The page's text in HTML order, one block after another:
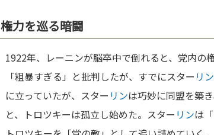
権力を巡る暗闘
1922年、レーニンが脳卒中で倒れると、党内の
「粗暴すぎる」と批判したが、すでにスター リン
に立っていたが、スター リンは巧妙に同盟を築
と、トロツキーは孤立し始めた。スター リンは「